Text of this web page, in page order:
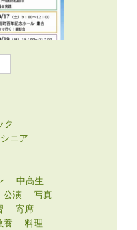
ク
シニア
中高生
公演
写真
寄席
養
料理